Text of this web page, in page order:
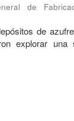
de
de
explorar